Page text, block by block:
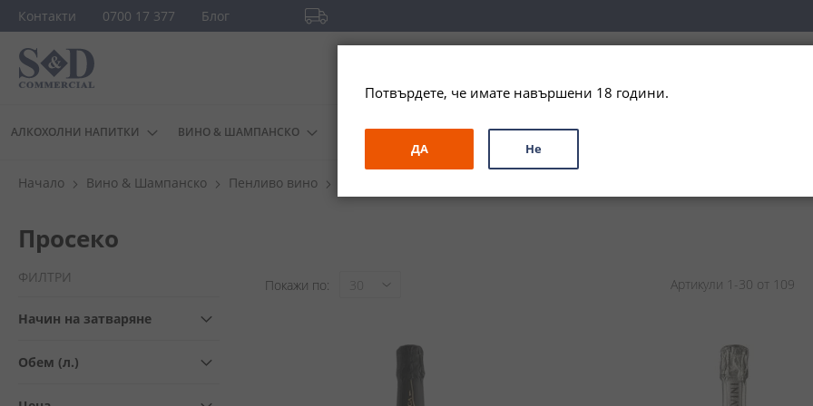
Контакти 0700 17 377 Блог
Прескачане
съдържанието
АЛКОХОЛНИ НАПИТКИ ВИНО & ШАМПАНСКО ДРУГИ ЗА ПОДАРЪК ПРОМО СПЕЦИАЛНИ ПРЕДЛОЖЕНИЯ
Начало Вино & Шампанско Пенливо вино
Просеко
Покажи по Артикули 1 -30 от 109
ФИЛТРИ
Начин на затваряне
Обем (л.)
Потвърдете, че имате навършени 18 години.
ДА Не